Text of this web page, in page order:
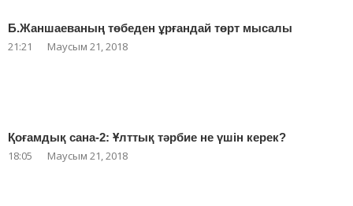
Б.Жаншаеваның төбеден ұрғандай төрт мысалы
21:21 Маусым 21, 2018
Қоғамдық сана-2: Ұлттық тәрбие не үшін керек?
18:05 Маусым 21, 2018